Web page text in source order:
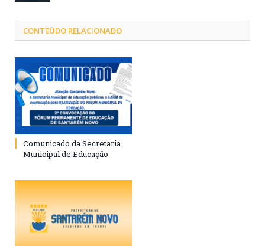
CONTEÚDO RELACIONADO
Comunicado da Secretaria
Municipal de Educação